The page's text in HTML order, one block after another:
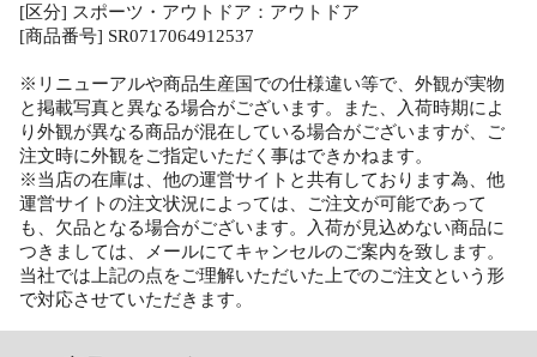
[区分] スポーツ・アウトドア：アウトドア
[商品番号] SR0717064912537
※リニューアルや商品生産国での仕様違い等で、外観が実物
と掲載写真と異なる場合がございます。また、入荷時期によ
り外観が異なる商品が混在している場合がございますが、ご
注文時に外観をご指定いただく事はできかねます。
※当店の在庫は、他の運営サイトと共有しております為、他
運営サイトの注文状況によっては、ご注文が可能であって
も、欠品となる場合がございます。入荷が見込めない商品に
つきましては、メールにてキャンセルのご案内を致します。
当社では上記の点をご理解いただいた上でのご注文という形
で対応させていただきます。